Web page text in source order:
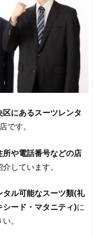
にあるスーツレンタ
です。
所や電話番号などの店
しています。
タル可能なスーツ類(礼
ード・マタニティ)に
。